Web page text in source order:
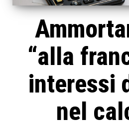
“alla
interessi
nel